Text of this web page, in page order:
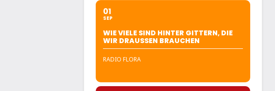
01
SEP
WIE VIELE SIND HINTER GITTERN, DIE
WIR DRAUSSEN BRAUCHEN
RADIO FLORA